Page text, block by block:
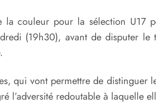
couleur pour la sélection U17
(19h30), avant de disputer
qui vont permettre de
l’adversité redoutable à laquelle